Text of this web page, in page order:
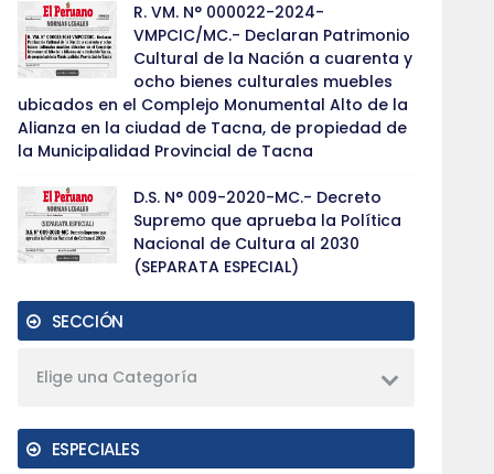
R. VM. N° 000022-2024-
VMPCIC/MC.- Declaran Patrimonio
Cultural de la Nación a cuarenta y
ocho bienes culturales muebles
ubicados en el Complejo Monumental Alto de la
Alianza en la ciudad de Tacna, de propiedad de
la Municipalidad Provincial de Tacna
D.S. N° 009-2020-MC.- Decreto
Supremo que aprueba la Política
Nacional de Cultura al 2030
(SEPARATA ESPECIAL)
SECCIÓN
Elige una Categoría
ESPECIALES